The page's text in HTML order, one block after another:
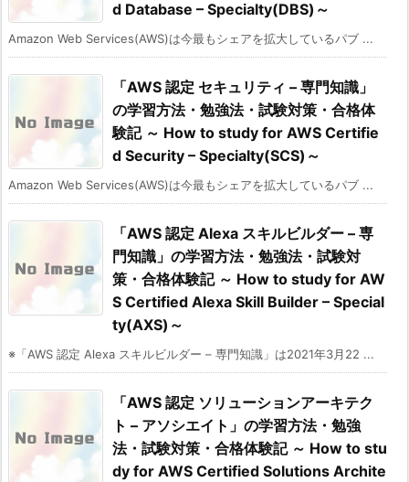
d Database – Specialty(DBS)～
Amazon Web Services(AWS)は今最もシェアを拡大しているパブ ...
「AWS 認定 セキュリティ – 専門知識」
の学習方法・勉強法・試験対策・合格体
験記 ～ How to study for AWS Certifie
d Security – Specialty(SCS)～
Amazon Web Services(AWS)は今最もシェアを拡大しているパブ ...
「AWS 認定 Alexa スキルビルダー – 専
門知識」の学習方法・勉強法・試験対
策・合格体験記 ～ How to study for AW
S Certified Alexa Skill Builder – Special
ty(AXS)～
※「AWS 認定 Alexa スキルビルダー – 専門知識」は2021年3月22 ...
「AWS 認定 ソリューションアーキテク
ト – アソシエイト」の学習方法・勉強
法・試験対策・合格体験記 ～ How to stu
dy for AWS Certified Solutions Archite